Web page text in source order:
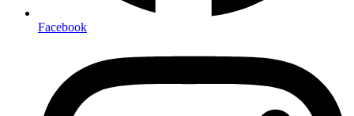
Facebook